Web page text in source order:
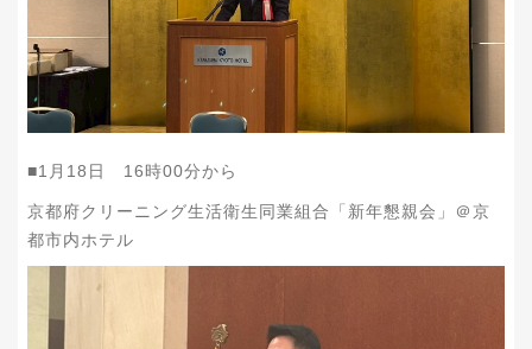
■1月18日 16時00分から
京都府クリーニング生活衛生同業組合「新年懇親会」＠京
都市内ホテル